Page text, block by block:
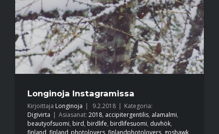
Longinoja Instagramissa
Kirjoittaja Longinoja 9.2.2018
Kategoria:
Digivirta
Asiasanat: 2018, accipitergentilis, alamalmi,
beautyofsuomi, bird, birdlife, birdlifesuomi, duvhök,